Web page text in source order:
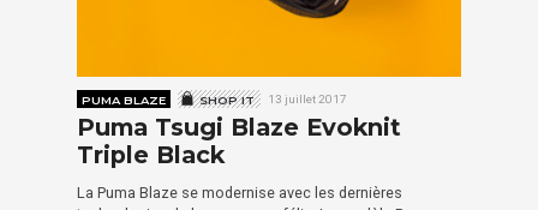
PUMA BLAZE SHOP IT 13 juillet 2017
Puma Tsugi Blaze Evoknit
Triple Black
La Puma Blaze se modernise avec les dernières